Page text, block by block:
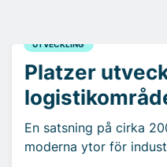
UTVECKLING
Platzer
En satsning på cirka
moderna ytor för